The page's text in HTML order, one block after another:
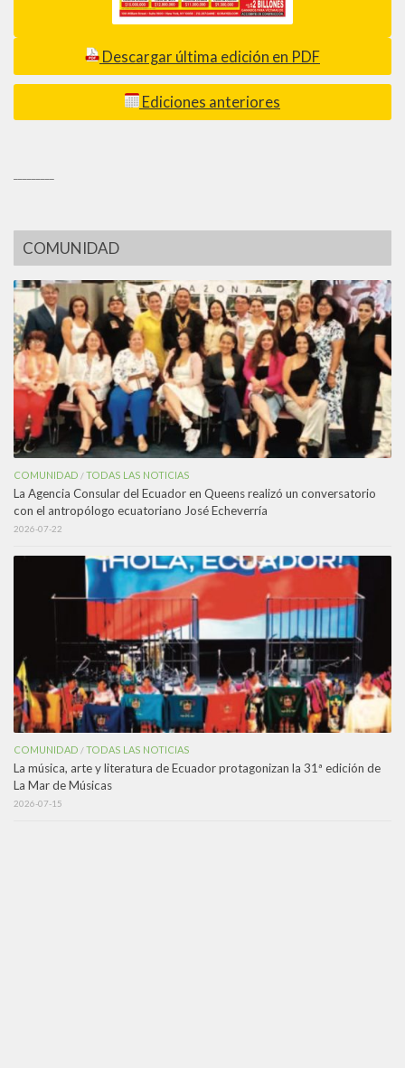
Descargar última edición en PDF
Ediciones anteriores
COMUNIDAD
COMUNIDAD /TODAS LAS NOTICIAS
La Agencia Consular del Ecuador en Queens realizó un conversatorio
con el antropólogo ecuatoriano José Echeverría
2026-07-22
COMUNIDAD /TODAS LAS NOTICIAS
La música, arte y literatura de Ecuador protagonizan la 31ª edición de
La Mar de Músicas
2026-07-15